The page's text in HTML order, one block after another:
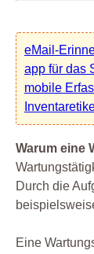
eMail-
app für das
mobile
Warum eine
Durch die
Eine